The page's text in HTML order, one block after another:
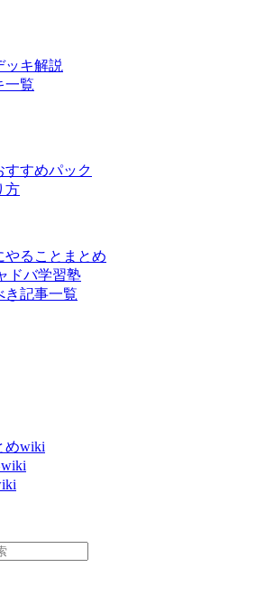
ッキ解説
一覧
すすめパック
方
やることまとめ
ドバ学習塾
き記事一覧
めwiki